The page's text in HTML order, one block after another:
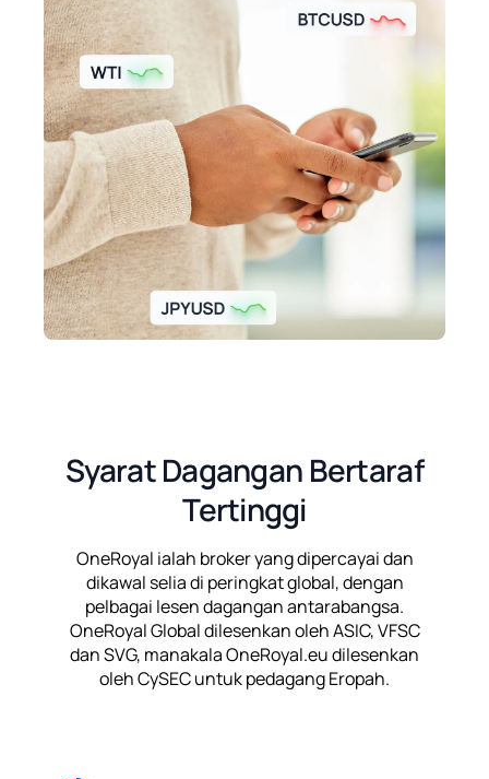
Syarat Dagangan Bertaraf
Tertinggi
OneRoyal ialah broker yang dipercayai dan
dikawal selia di peringkat global, dengan
pelbagai lesen dagangan antarabangsa.
OneRoyal Global dilesenkan oleh ASIC, VFSC
dan SVG, manakala OneRoyal.eu dilesenkan
oleh CySEC untuk pedagang Eropah.